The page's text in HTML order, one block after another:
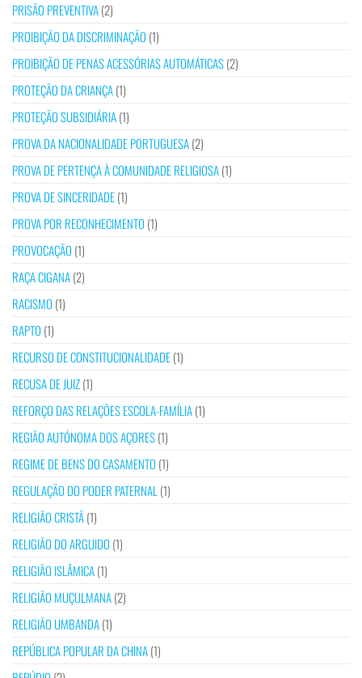
PRISÃO PREVENTIVA(2)
PROIBIÇÃO DA DISCRIMINAÇÃO (1)
PROIBIÇÃO DE PENAS ACESSÓRIAS AUTOMÁTICAS(2)
PROTEÇÃO DA CRIANÇA(1)
PROTEÇÃO SUBSIDIÁRIA(1)
PROVA DA NACIONALIDADE PORTUGUESA(2)
PROVA DE PERTENÇA À COMUNIDADE RELIGIOSA(1)
PROVA DE SINCERIDADE(1)
PROVA POR RECONHECIMENTO (1)
PROVOCAÇÃO (1)
RAÇA CIGANA(2)
RACISMO (1)
RAPTO (1)
RECURSO DE CONSTITUCIONALIDADE(1)
RECUSA DE JUIZ(1)
REFORÇO DAS RELAÇÕES ESCOLA-FAMÍLIA(1)
REGIÃO AUTÓNOMA DOS AÇORES(1)
REGIME DE BENS DO CASAMENTO (1)
REGULAÇÃO DO PODER PATERNAL (1)
RELIGIÃO CRISTÃ(1)
RELIGIÃO DO ARGUIDO (1)
RELIGIÃO ISLÂMICA(1)
RELIGIÃO MUÇULMANA(2)
RELIGIÃO UMBANDA(1)
REPÚBLICA POPULAR DA CHINA(1)